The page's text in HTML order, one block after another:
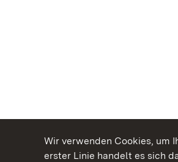
Wir verwenden Cookies, um
erster Linie handelt es sich